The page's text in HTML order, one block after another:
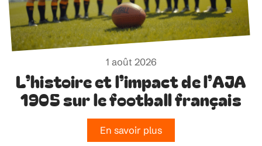
1 août 2026
L’histoire et l’impact de l’AJA
1905 sur le football français
En savoir plus